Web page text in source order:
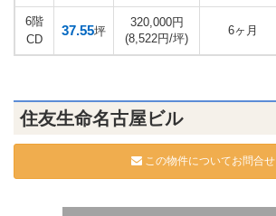
6階
CD
37.55坪
320,000円
(8,522円/坪)
6ヶ月
住友生命名古屋ビル
この物件についてお問合せ